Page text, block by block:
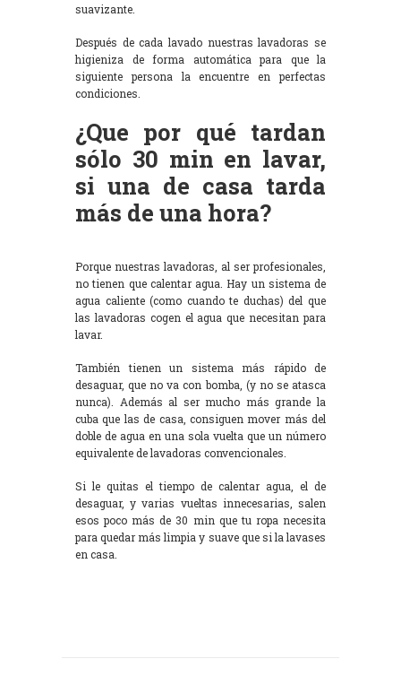
suavizante.
Después de cada lavado nuestras lavadoras se
higieniza de forma automática para que la
siguiente persona la encuentre en perfectas
condiciones.
¿Que por qué tardan
sólo 30 min en lavar,
si una de casa tarda
más de una hora?
Porque nuestras lavadoras, al ser profesionales,
no tienen que calentar agua. Hay un sistema de
agua caliente (como cuando te duchas) del que
las lavadoras cogen el agua que necesitan para
lavar.
También tienen un sistema más rápido de
desaguar, que no va con bomba, (y no se atasca
nunca). Además al ser mucho más grande la
cuba que las de casa, consiguen mover más del
doble de agua en una sola vuelta que un número
equivalente de lavadoras convencionales.
Si le quitas el tiempo de calentar agua, el de
desaguar, y varias vueltas innecesarias, salen
esos poco más de 30 min que tu ropa necesita
para quedar más limpia y suave que si la lavases
en casa.